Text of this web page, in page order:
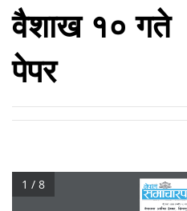
वैशाख १०
पेपर
1 / 8